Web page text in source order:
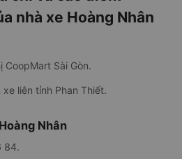
nhà xe Hoàng Nhân
CoopMart Sài Gòn.
xe liên tỉnh Phan Thiết.
Nhân
84.